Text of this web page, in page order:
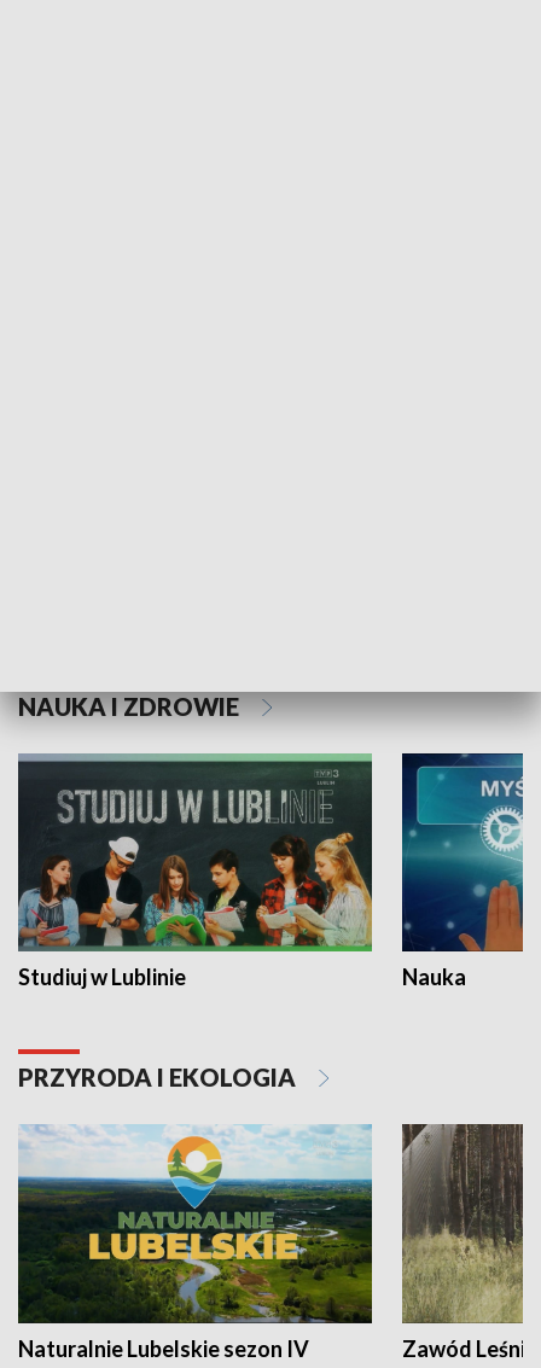
NAUKA I ZDROWIE
Studiuj w Lublinie Nauka
PRZYRODA I EKOLOGIA
Naturalnie Lubelskie sezon IV Zawód Leśnik